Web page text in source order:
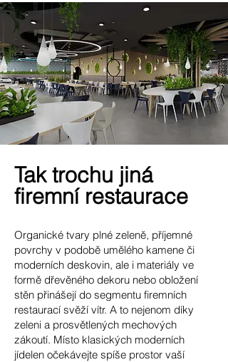
Tak trochu jiná
firemní restaurace
Organické tvary plné zeleně, příjemné
povrchy v podobě umělého kamene či
moderních deskovin, ale i materiály ve
formě dřevěného dekoru nebo obložení
stěn přinášejí do segmentu firemních
restaurací svěží vítr. A to nejenom díky
zeleni a prosvětlených mechových
zákoutí. Místo klasických moderních
jídelen očekávejte spíše prostor vaší